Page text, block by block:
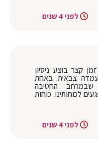
לפני 4 שנים
קצר בוצע ניסיון
צבאית באחת
שבמרחב החטיבה
לכוחותינו. כוחות
לפני 4 שנים